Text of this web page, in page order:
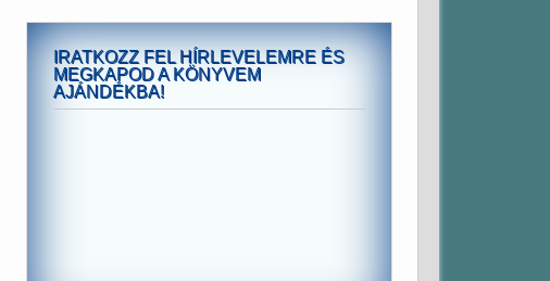
IRATKOZZ FEL HÍRLEVELEMRE ÉS
MEGKAPOD A KÖNYVEM
AJÁNDÉKBA!